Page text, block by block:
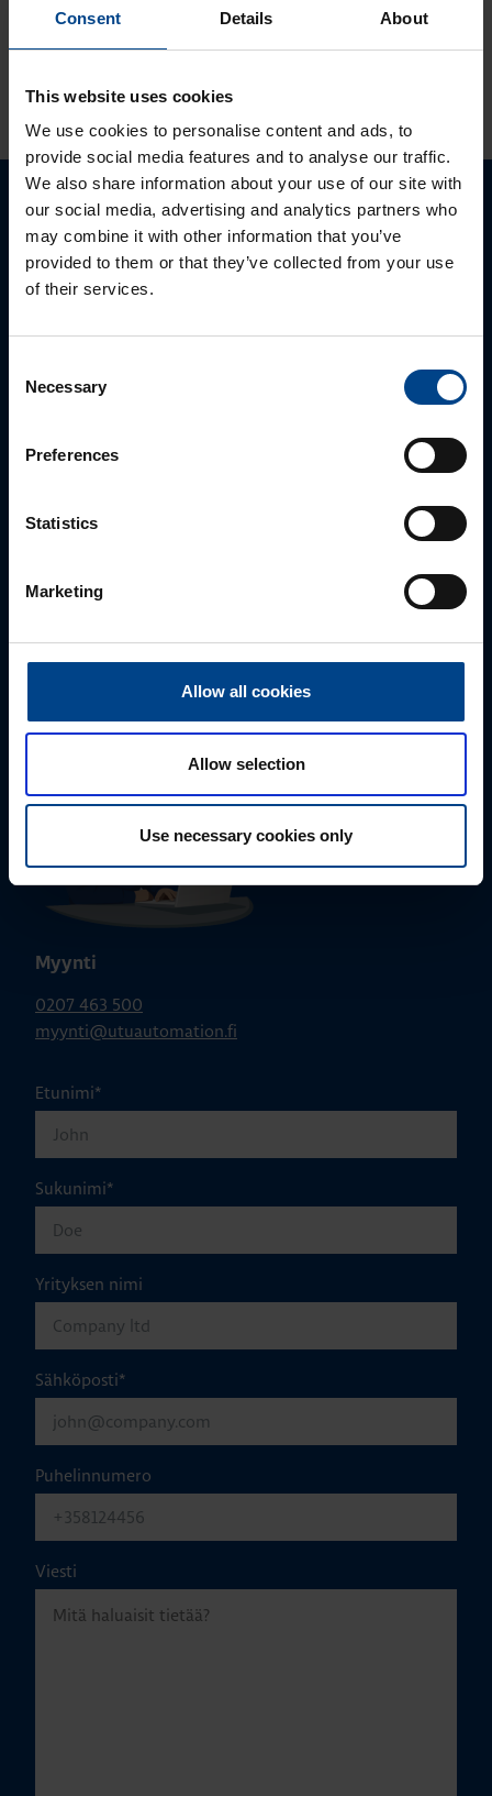
Consent Details About
This website uses cookies
We use cookies to personalise content and ads, to
provide social media features and to analyse our traffic.
We also share information about your use of our site with
our social media, advertising and analytics partners who
may combine it with other information that you’ve
provided to them or that they’ve collected from your use
of their services.
Selection
Necessary
Preferences
Statistics
Marketing
Allow all cookies
Allow selection
Use necessary cookies only
Ota yhteyttä!
Autamme mielellämme, jotta löydämme sinulle
tuki@utuautomation.fi
Myynti
0207 463 500
myynti@utuautomation.fi
Etunimi*
Sukunimi*
Yrityksen nimi
Sähköposti*
Puhelinnumero
Viesti